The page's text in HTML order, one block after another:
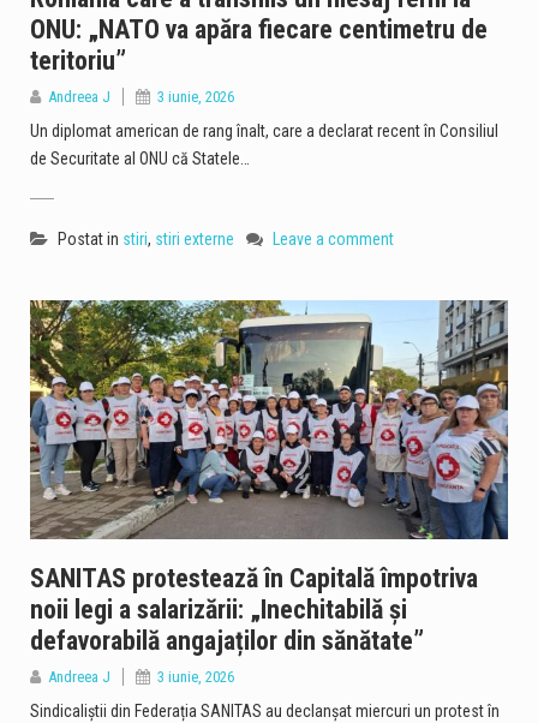
ONU: „NATO va apăra fiecare centimetru de
teritoriu”
Andreea J 3 iunie, 2026
Un diplomat american de rang înalt, care a declarat recent în Consiliul
de Securitate al ONU că Statele…
Postat in stiri, stiri externe Leave a comment
SANITAS protestează în Capitală împotriva
noii legi a salarizării: „Inechitabilă și
defavorabilă angajaților din sănătate”
Andreea J 3 iunie, 2026
Sindicaliștii din Federația SANITAS au declanșat miercuri un protest în